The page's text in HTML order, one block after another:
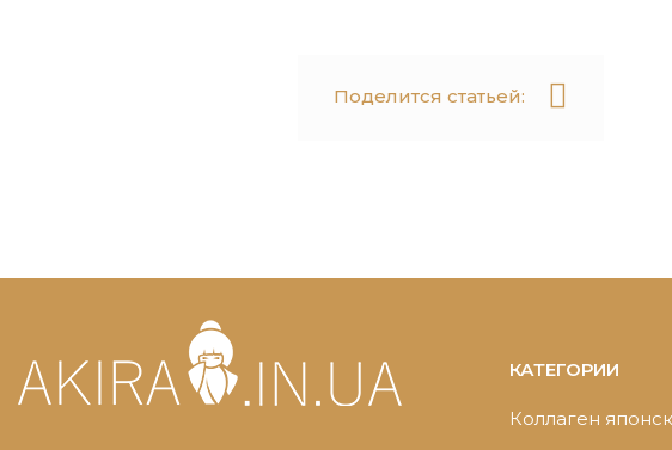
Поделится статьей:
КАТЕГОРИИ
Коллаген